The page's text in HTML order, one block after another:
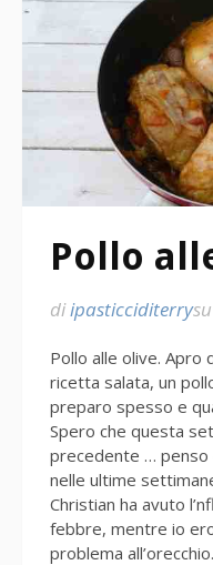
Pollo
diipasticciditerrysu
Pollo alle olive. Apro
ricetta salata, un
preparo spesso e
Spero che questa
precedente …
nelle ultime
Christian ha avuto
febbre, mentre io
problema